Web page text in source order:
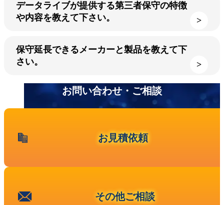
データライブが提供する第三者保守の特徴
や内容を教えて下さい。
保守延長できるメーカーと製品を教えて下
さい。
お問い合わせ・ご相談
お見積依頼
その他ご相談